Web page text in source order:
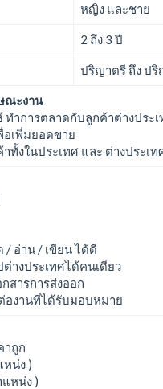
หญิง และชาย
2 ถึง 3 ปี
ปริญาตรี ถึง ปริ
ณะงาน
ทำการตลาดกับลูกค้าต่างประ
อเพิ่มยอดขาย
ทั้งในประเทศ และ ต่างประเท
/ อ่าน / เขียน ได้ดี
ต่างประเทศได้คนเดียว
สารการส่งออก
องานที่ได้รับมอบหมาย
าถูก
หน่ง )
แหน่ง )